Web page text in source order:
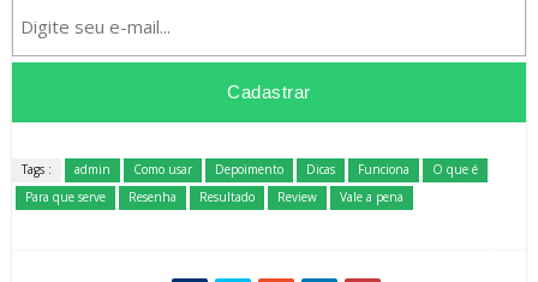
Tags : admin Como usar Depoimento Dicas Funciona
O que é
Para que serve
Resenha Resultado Review Vale a pena